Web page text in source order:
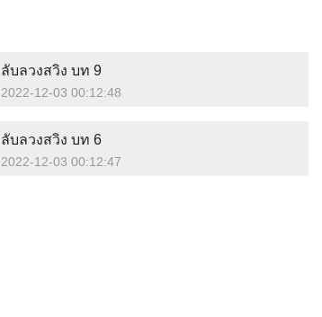
ลับลวงสวิง บท 9
2022-12-03 00:12:48
ลับลวงสวิง บท 6
2022-12-03 00:12:47